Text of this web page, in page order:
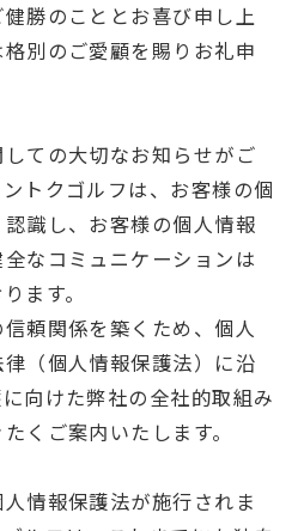
勝のこととお喜び申し上
別のご愛顧を賜りお礼申
ての大切なお知らせがご
トクゴルフは、お客様の個
識し、お客様の個人情報
なコミュニケーションは
ます。
頼関係を築くため、個人
（個人情報保護法）に沿
向けた弊社の全社的取組み
くご案内いたします。
情報保護法が施行されま